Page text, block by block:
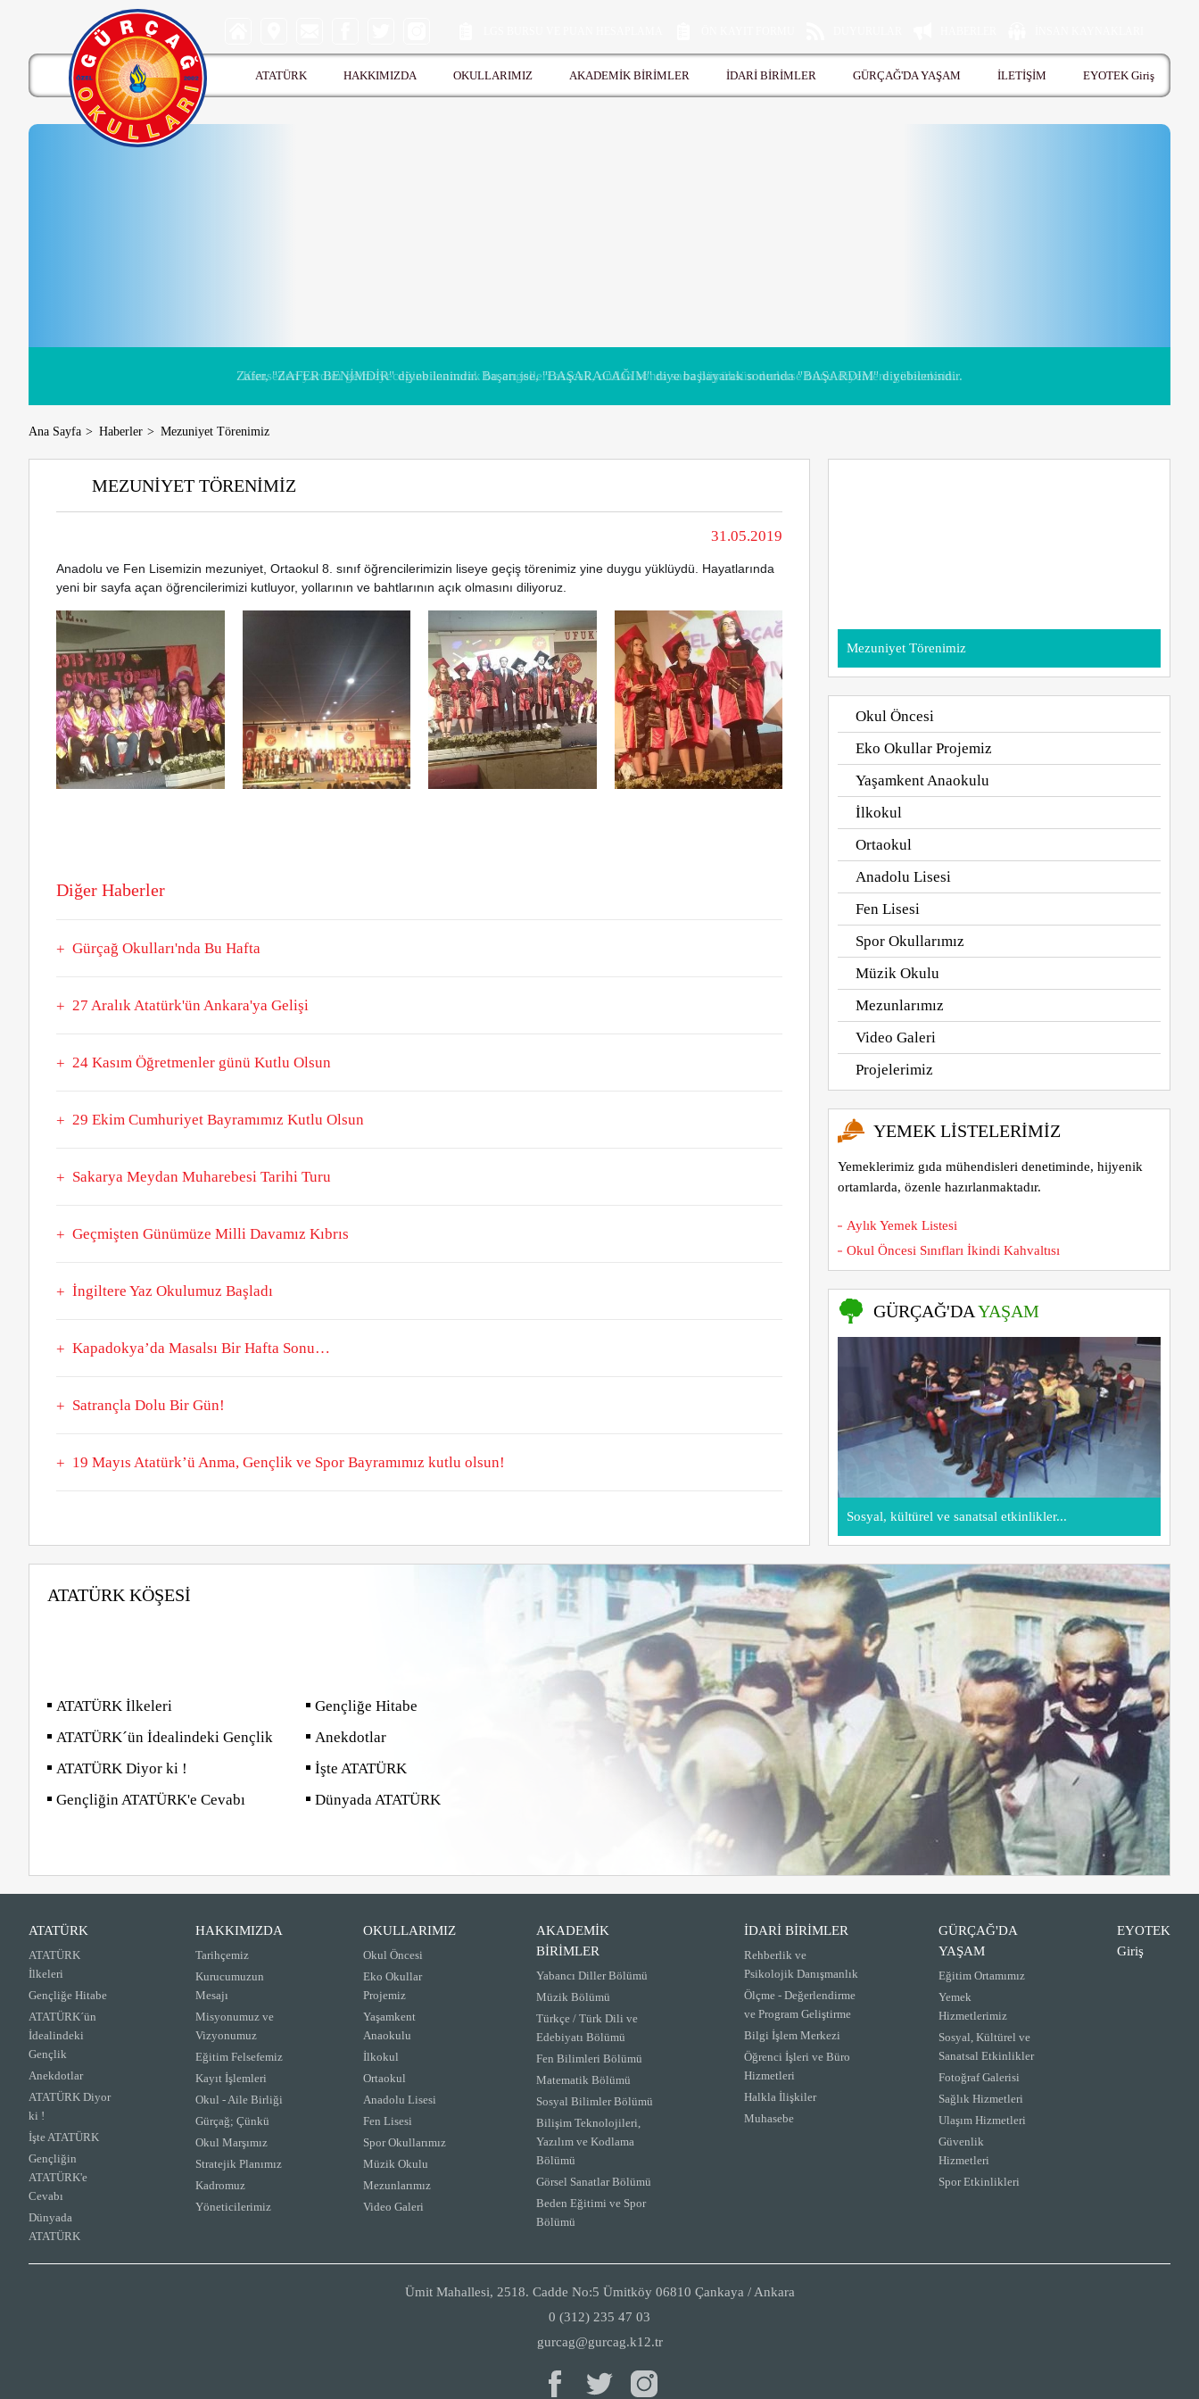
ATATÜRK HAKKIMIZDA OKULLARIMIZ AKADEMİK BİRİMLER İDARİ BİRİMLER GÜRÇAĞ'DA YAŞAM İLETİŞİM EYOTEK Giriş
Kimseden yardim gelmeyeceğine inanarak bu engelleri asacak, ondan sonra sana büyüksün derlerse bunu diyenlere güleceksin.
Ana Sayfa Haberler Mezuniyet Törenimiz
MEZUNIYET TÖRENIMIZ
31.05.2019
Anadolu ve Fen Lisemizin mezuniyet, Ortaokul 8. sınıf öğrencilerimizin liseye geçiş törenimiz yine duygu yüklüydü. Hayatlarında
yeni bir sayfa açan öğrencilerimizi kutluyor, yollarının ve bahtlarının açık olmasını diliyoruz.
Diğer Haberler
Gürçağ Okulları'nda Bu Hafta
27 Aralık Atatürk'ün Ankara'ya Gelişi
24 Kasım Öğretmenler günü Kutlu Olsun
29 Ekim Cumhuriyet Bayramımız Kutlu Olsun
Sakarya Meydan Muharebesi Tarihi Turu
Geçmişten Günümüze Milli Davamız Kıbrıs
İngiltere Yaz Okulumuz Başladı
Kapadokya’da Masalsı Bir Hafta Sonu…
Satrançla Dolu Bir Gün!
19 Mayıs Atatürk’ü Anma, Gençlik ve Spor Bayramımız kutlu olsun!
Mezuniyet Törenimiz
Okul Öncesi
Eko Okullar Projemiz
Yaşamkent Anaokulu
İlkokul
Ortaokul
Anadolu Lisesi
Fen Lisesi
Spor Okullarımız
Müzik Okulu
Mezunlarımız
Video Galeri
Projelerimiz
YEMEK LISTELERIMIZ
Yemeklerimiz gıda mühendisleri denetiminde, hijyenik
ortamlarda, özenle hazırlanmaktadır.
Aylık Yemek Listesi
Okul Öncesi Sınıfları İkindi Kahvaltısı
GÜRÇAĞ'DAYAŞAM
Sosyal, kültürel ve sanatsal etkinlikler...
ATATÜRK KÖŞESI
ATATÜRK İlkeleri
Gençliğe Hitabe
ATATÜRK´ün İdealindeki Gençlik
Anekdotlar
ATATÜRK Diyor ki !
İşte ATATÜRK
Gençliğin ATATÜRK'e Cevabı
Dünyada ATATÜRK
ATATÜRK
ATATÜRK
İlkeleri
Gençliğe Hitabe
ATATÜRK´ün
İdealindeki
Gençlik
Anekdotlar
ATATÜRK Diyor
ki !
İşte ATATÜRK
Gençliğin
ATATÜRK'e
Cevabı
Dünyada
ATATÜRK
HAKKIMIZDA
Tarihçemiz
Kurucumuzun
Mesajı
Misyonumuz ve
Vizyonumuz
Eğitim Felsefemiz
Kayıt İşlemleri
Okul - Aile Birliği
Gürçağ; Çünkü
Okul Marşımız
Stratejik Planımız
Kadromuz
Yöneticilerimiz
OKULLARIMIZ
Okul Öncesi
Eko Okullar
Projemiz
Yaşamkent
Anaokulu
İlkokul
Ortaokul
Anadolu Lisesi
Fen Lisesi
Spor Okullarımız
Müzik Okulu
Mezunlarımız
Video Galeri
AKADEMİK
BİRİMLER
Yabancı Diller Bölümü
Müzik Bölümü
Türkçe / Türk Dili ve
Edebiyatı Bölümü
Fen Bilimleri Bölümü
Matematik Bölümü
Sosyal Bilimler Bölümü
Bilişim Teknolojileri,
Yazılım ve Kodlama
Bölümü
Görsel Sanatlar Bölümü
Beden Eğitimi ve Spor
Bölümü
İDARİ BİRİMLER
Rehberlik ve
Psikolojik Danışmanlık
Ölçme - Değerlendirme
ve Program Geliştirme
Bilgi İşlem Merkezi
Öğrenci İşleri ve Büro
Hizmetleri
Halkla İlişkiler
Muhasebe
GÜRÇAĞ'DA
YAŞAM
Eğitim Ortamımız
Yemek
Hizmetlerimiz
Sosyal, Kültürel ve
Sanatsal Etkinlikler
Fotoğraf Galerisi
Sağlık Hizmetleri
Ulaşım Hizmetleri
Güvenlik
Hizmetleri
Spor Etkinlikleri
EYOTEK
Giriş
Ümit Mahallesi, 2518. Cadde No:5 Ümitköy 06810 Çankaya / Ankara
0 (312) 235 47 03
gurcag@gurcag.k12.tr